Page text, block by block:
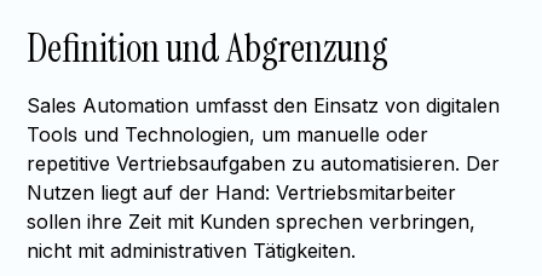
Definition und Abgrenzung
Sales Automation umfasst den Einsatz von digitalen
Tools und Technologien, um manuelle oder
repetitive Vertriebsaufgaben zu automatisieren. Der
Nutzen liegt auf der Hand: Vertriebsmitarbeiter
sollen ihre Zeit mit Kunden sprechen verbringen,
nicht mit administrativen Tätigkeiten.